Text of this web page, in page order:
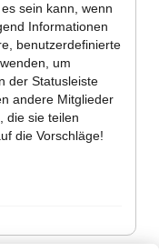
sein kann, wenn
Informationen
benutzerdefinierte
um
der Statusleiste
andere Mitglieder
die sie teilen
die Vorschläge!